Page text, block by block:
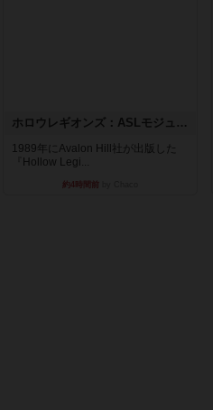
ホロウレギオンズ：ASLモジュール7
1989年にAvalon Hill社が出版した
『Hollow Legi...
約4時間前